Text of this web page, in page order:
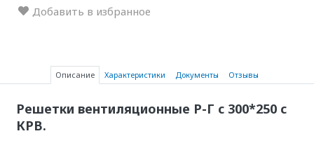
Добавить в избранное
Описание Характеристики Документы Отзывы
Решетки вентиляционные Р-Г с 300*250 с
КРВ.